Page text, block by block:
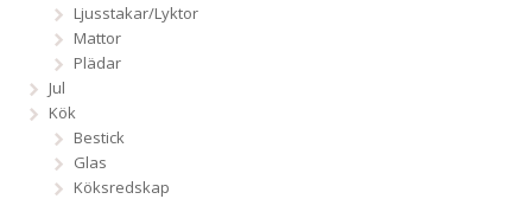
Ljusstakar/Lyktor
Mattor
Plädar
Jul
Kök
Bestick
Glas
Köksredskap